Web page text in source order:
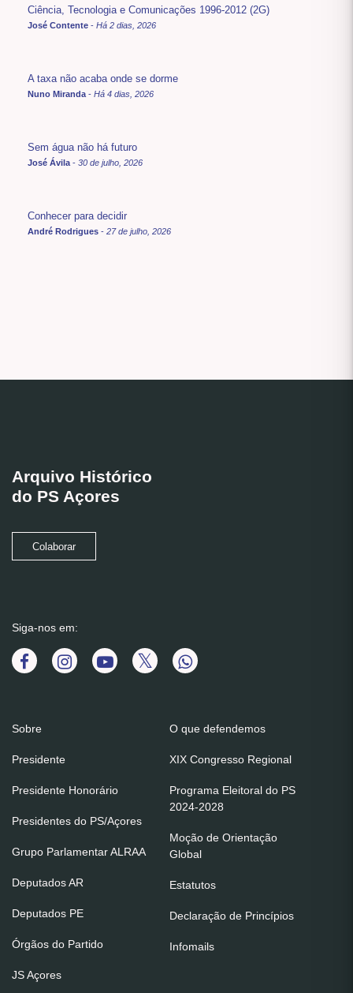
Ciência, Tecnologia e Comunicações 1996-2012 (2G)
José Contente - Há 2 dias, 2026
A taxa não acaba onde se dorme
Nuno Miranda - Há 4 dias, 2026
Sem água não há futuro
José Ávila - 30 de julho, 2026
Conhecer para decidir
André Rodrigues - 27 de julho, 2026
Arquivo Histórico
do PS Açores
Colaborar
Siga-nos em:
Sobre
Presidente
Presidente Honorário
Presidentes do PS/Açores
Grupo Parlamentar ALRAA
Deputados AR
Deputados PE
Órgãos do Partido
JS Açores
O que defendemos
XIX Congresso Regional
Programa Eleitoral do PS
2024-2028
Moção de Orientação
Global
Estatutos
Declaração de Princípios
Infomails